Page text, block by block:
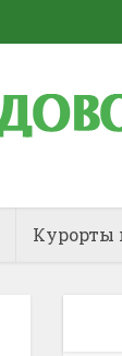
Курорты